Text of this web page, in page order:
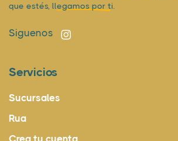
que estés, llegamos por ti.
Siguenos
Servicios
Sucursales
Rua
Crea tu cuenta